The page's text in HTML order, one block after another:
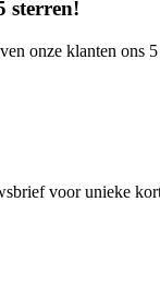
sterren!
onze klanten ons
voor unieke